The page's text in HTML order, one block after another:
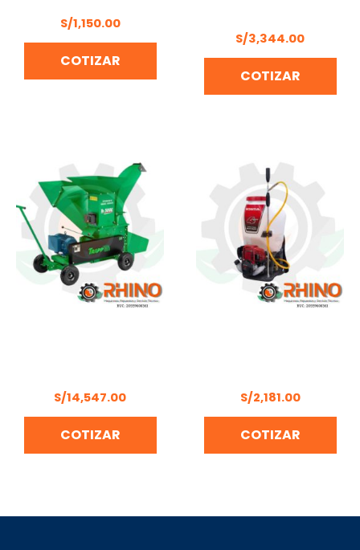
S/1,150.00
COTIZAR
S/3,344.00
COTIZAR
S/14,547.00
COTIZAR
S/2,181.00
COTIZAR